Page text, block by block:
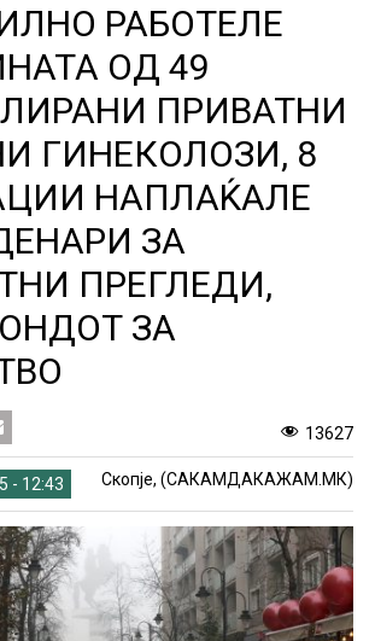
РАБОТЕЛЕ
ОД 49
ПРИВАТНИ
ГИНЕКОЛОЗИ, 8
НАПЛАЌАЛЕ
ЗА
ПРЕГЛЕДИ,
ЗА
13627
- 12:43 Скопје, (САКАМДАКАЖАМ.МК)